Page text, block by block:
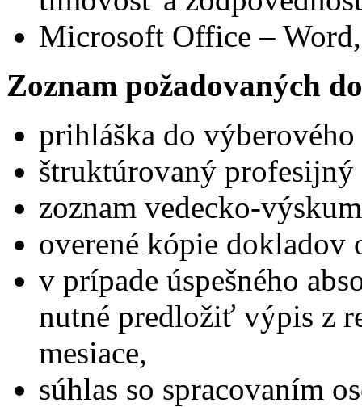
Microsoft Office –
Zoznam požadovaných
prihláška do
štruktúrovaný
zoznam vedecko-
overené kópie dokladov
v prípade úspešného
nutné predložiť výpis z
mesiace,
súhlas so spracovaním